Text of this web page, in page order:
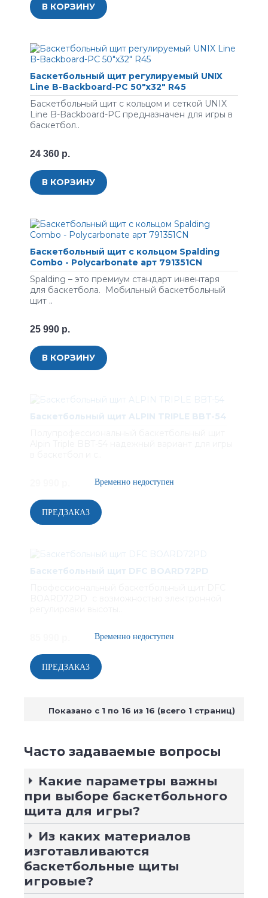
В КОРЗИНУ
Баскетбольный щит регулируемый UNIX
Line B-Backboard-PC 50"x32" R45
Баскетбольный щит с кольцом и сеткой UNIX
Line B-Backboard-PC предназначен для игры в
баскетбол..
24 360 р.
В КОРЗИНУ
Баскетбольный щит с кольцом Spalding
Combo - Polycarbonate арт 791351CN
Spalding – это премиум стандарт инвентаря
для баскетбола. Мобильный баскетбольный
щит ..
25 990 р.
В КОРЗИНУ
Баскетбольный щит ALPIN TRIPLE BBT-54
Баскетбольный щит DFC BOARD72PD
Показано с 1 по 16 из 16 (всего 1 страниц)
Часто задаваемые вопросы
Какие параметры важны
при выборе баскетбольного
щита для игры?
Из каких материалов
изготавливаются
баскетбольные щиты
игровые?